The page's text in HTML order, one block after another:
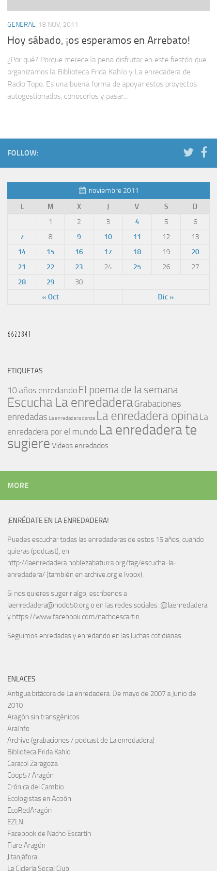
GENERAL 18 NOV, 2011
Hoy sábado, ¡os esperamos en Arrebato!
¿Por qué? Porque merece la pena disfrutar en este fiestón que
organizamos la Biblioteca Frida Kahlo y La enredadera de
Radio Topo. Es una buena forma de apoyar estos proyectos
autogestionados, conocerlos y pasar...
FOLLOW:
noviembre 2011
L
M X J V S D
« Oct Dic »
1 2 3 4 5
6
7
8 9 10 11 12
13
14
15 16 17 18 19
20
21
22 23 24 25 26
27
28
29 30
ETIQUETAS
10 años enredando El poema de la semana
Escucha La enredaderaGrabaciones
enredadas La enredadera danza La enredadera opina La
enredadera por el mundo La enredadera te
sugiere Vídeos enredados
MORE
¡ENRÉDATE EN LA ENREDADERA!
Puedes escuchar todas las enredaderas de estos 15 años, cuando
quieras (podcast), en
http://laenredadera.noblezabaturra.org/tag/escucha-la-
enredadera/ (también en archive.org e Ivoox).
Si nos quieres sugerir algo, escríbenos a
laenredadera@nodo50.org o en las redes sociales: @laenredadera
y https://www.facebook.com/nachoescartin
Seguimos enredadas y enredando en las luchas cotidianas.
ENLACES
Antigua bitácora de La enredadera. De mayo de 2007 a Junio de
2010
Aragón sin transgénicos
AraInfo
Archive (grabaciones / podcast de La enredadera)
Biblioteca Frida Kahlo
Caracol Zaragoza
Coop57 Aragón
Crónica del Cambio
Ecologistas en Acción
EcoRedAragón
EZLN
Facebook de Nacho Escartín
Fiare Aragón
Jitanjáfora
La Ciclería Social Club